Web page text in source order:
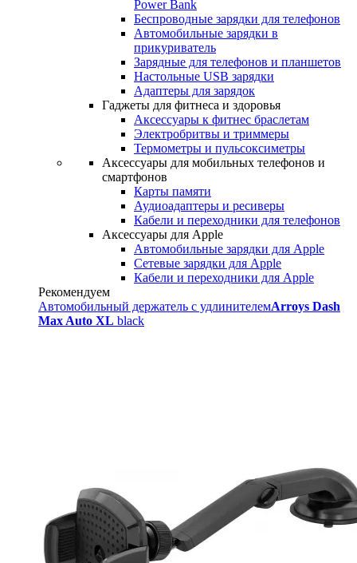
Power Bank
Беспроводные зарядки для телефонов
Автомобильные зарядки в
прикуриватель
Зарядные для телефонов и планшетов
Настольные USB зарядки
Адаптеры для зарядок
Гаджеты для фитнеса и здоровья
Аксессуары к фитнес браслетам
Электробритвы и триммеры
Термометры и пульсоксиметры
Аксессуары для мобильных телефонов и
смартфонов
Карты памяти
Аудиоадаптеры и ресиверы
Кабели и переходники для телефонов
Аксессуары для Apple
Автомобильные зарядки для Apple
Сетевые зарядки для Apple
Кабели и переходники для Apple
Рекомендуем
Автомобильный держатель с удлинителемArroys Dash
Max Auto XL black